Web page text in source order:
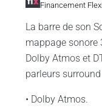
Financement
La barre de son
mappage sonore
Dolby Atmos et
parleurs
• Dolby Atmos.